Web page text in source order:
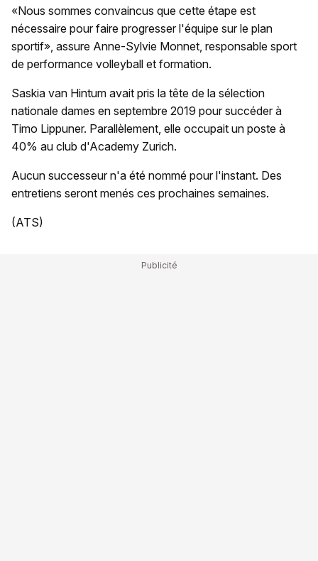
«Nous sommes convaincus que cette étape est
nécessaire pour faire progresser l'équipe sur le plan
sportif», assure Anne-Sylvie Monnet, responsable sport
de performance volleyball et formation.
Saskia van Hintum avait pris la tête de la sélection
nationale dames en septembre 2019 pour succéder à
Timo Lippuner. Parallèlement, elle occupait un poste à
40% au club d'Academy Zurich.
Aucun successeur n'a été nommé pour l'instant. Des
entretiens seront menés ces prochaines semaines.
(ATS)